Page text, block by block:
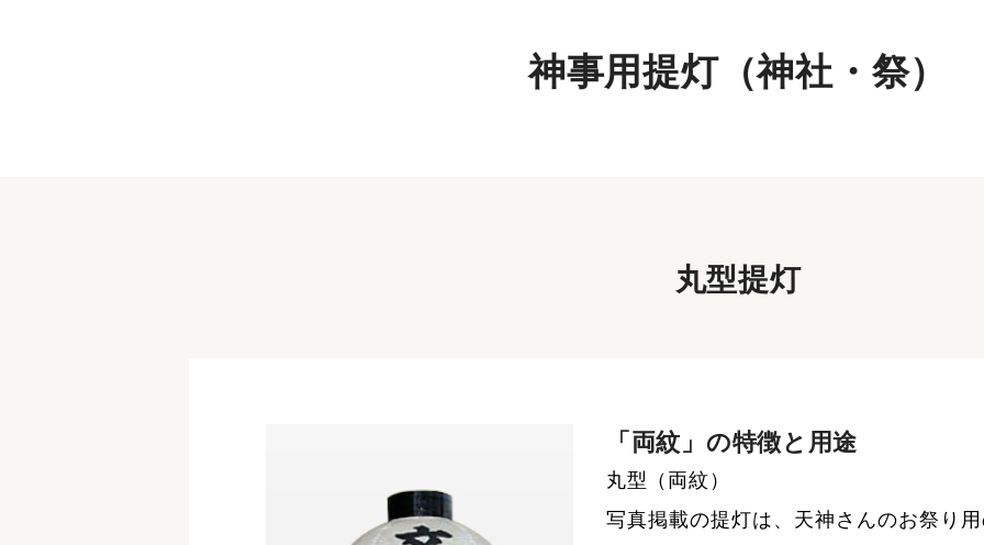
神事用提灯（神社・祭）
丸型提灯
「両紋」の特徴と用途
丸型（両紋）
写真掲載の提灯は、天神さんのお祭り